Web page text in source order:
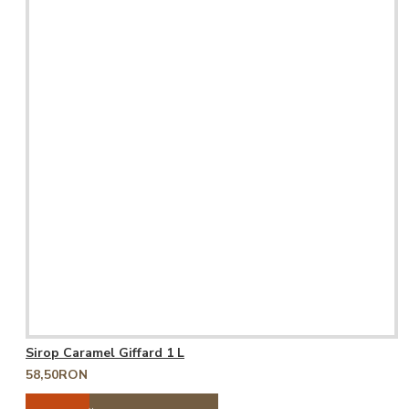
Sirop Caramel Giffard 1 L
58,50RON